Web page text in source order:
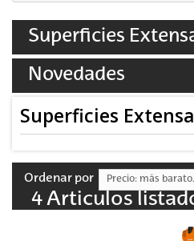
Superficies
Novedades
Superficies
Ordenar por
4 Articulos